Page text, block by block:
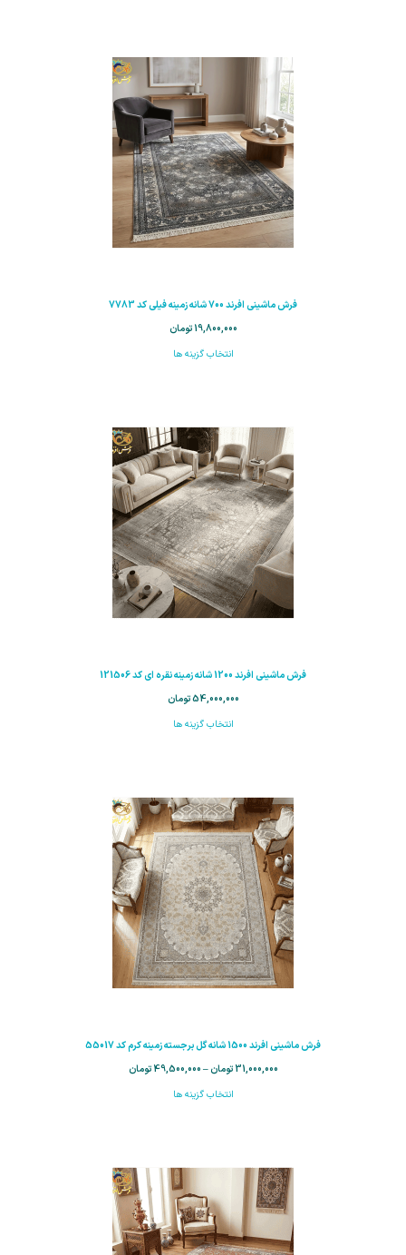
فرش ماشینی افرند 700 شانه زمینه فیلی کد 7783
19,800,000 تومان
انتخاب گزینه ها
فرش ماشینی افرند 1200 شانه زمینه نقره ای کد 121506
54,000,000تومان
انتخاب گزینه ها
فرش ماشینی افرند 1500 شانه گل برجسته زمینه کرم کد 55017
31,000,000 تومان –
49,500,000 تومان
انتخاب گزینه ها